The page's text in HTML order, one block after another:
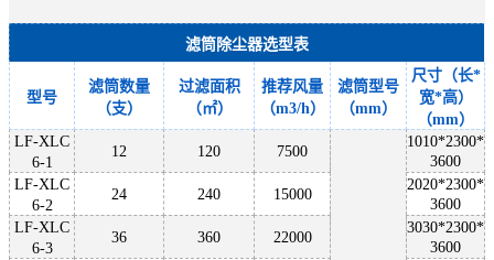
滤筒除尘器选型表
型号
滤筒数量
（支）
过滤面积
（㎡）
推荐风量
（m3/h）
滤筒型号
（mm）
尺寸（长*
宽*高）
（mm）
LF-XLC
6-1
12 120 7500
1010*2300*
3600
LF-XLC
6-2
24 240 15000
2020*2300*
3600
LF-XLC
6-3
36 360 22000
3030*2300*
3600